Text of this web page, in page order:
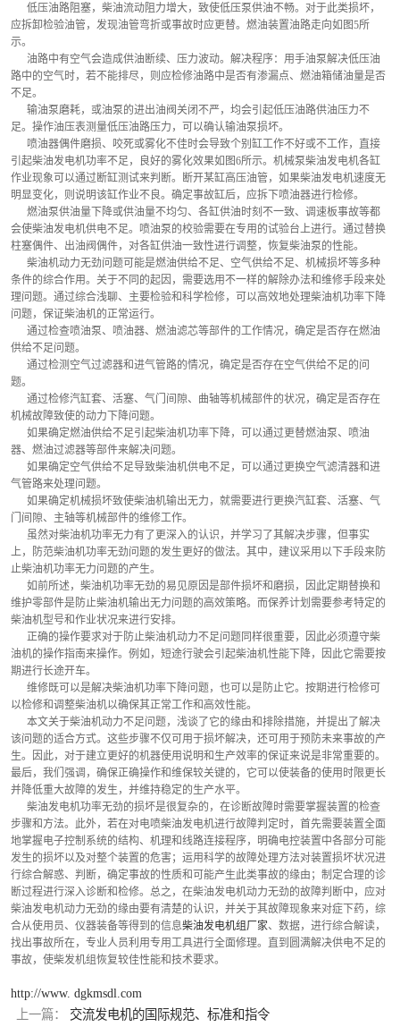
低压油路阻塞，柴油流动阻力增大，致使低压泵供油不畅。对于此类损坏，
应拆卸检验油管，发现油管弯折或事故时应更替。燃油装置油路走向如图5所
示。
油路中有空气会造成供油断续、压力波动。解决程序：用手油泵解决低压油
路中的空气时，若不能排尽，则应检修油路中是否有渗漏点、燃油箱储油量是否
不足。
输油泵磨耗，或油泵的进出油阀关闭不严，均会引起低压油路供油压力不
足。操作油压表测量低压油路压力，可以确认输油泵损坏。
喷油器偶件磨损、咬死或雾化不佳时会导致个别缸工作不好或不工作，直接
引起柴油发电机功率不足，良好的雾化效果如图6所示。机械泵柴油发电机各缸
作业现象可以通过断缸测试来判断。断开某缸高压油管，如果柴油发电机速度无
明显变化，则说明该缸作业不良。确定事故缸后，应拆下喷油器进行检修。
燃油泵供油量下降或供油量不均匀、各缸供油时刻不一致、调速板事故等都
会使柴油发电机供电不足。喷油泵的校验需要在专用的试验台上进行。通过替换
柱塞偶件、出油阀偶件，对各缸供油一致性进行调整，恢复柴油泵的性能。
柴油机动力无劲问题可能是燃油供给不足、空气供给不足、机械损坏等多种
条件的综合作用。关于不同的起因，需要选用不一样的解除办法和维修手段来处
理问题。通过综合浅聊、主要检验和科学检修，可以高效地处理柴油机功率下降
问题，保证柴油机的正常运行。
通过检查喷油泵、喷油器、燃油滤芯等部件的工作情况，确定是否存在燃油
供给不足问题。
通过检测空气过滤器和进气管路的情况，确定是否存在空气供给不足的问
题。
通过检修汽缸套、活塞、气门间隙、曲轴等机械部件的状况，确定是否存在
机械故障致使的动力下降问题。
如果确定燃油供给不足引起柴油机功率下降，可以通过更替燃油泵、喷油
器、燃油过滤器等部件来解决问题。
如果确定空气供给不足导致柴油机供电不足，可以通过更换空气滤清器和进
气管路来处理问题。
如果确定机械损坏致使柴油机输出无力，就需要进行更换汽缸套、活塞、气
门间隙、主轴等机械部件的维修工作。
虽然对柴油机功率无力有了更深入的认识，并学习了其解决步骤，但事实
上，防范柴油机功率无劲问题的发生更好的做法。其中，建议采用以下手段来防
止柴油机功率无力问题的产生。
如前所述，柴油机功率无劲的易见原因是部件损坏和磨损，因此定期替换和
维护零部件是防止柴油机输出无力问题的高效策略。而保养计划需要参考特定的
柴油机型号和作业状况来进行安排。
正确的操作要求对于防止柴油机动力不足问题同样很重要，因此必须遵守柴
油机的操作指南来操作。例如，短途行驶会引起柴油机性能下降，因此它需要按
期进行长途开车。
维修既可以是解决柴油机功率下降问题，也可以是防止它。按期进行检修可
以检修和调整柴油机以确保其正常工作和高效性能。
本文关于柴油机动力不足问题，浅谈了它的缘由和排除措施，并提出了解决
该问题的适合方式。这些步骤不仅可用于损坏解决，还可用于预防未来事故的产
生。因此，对于建立更好的机器使用说明和生产效率的保证来说是非常重要的。
最后，我们强调，确保正确操作和维保较关键的，它可以使装备的使用时限更长
并降低重大故障的发生，并维持稳定的生产水平。
柴油发电机功率无劲的损坏是很复杂的，在诊断故障时需要掌握装置的检查
步骤和方法。此外，若在对电喷柴油发电机进行故障判定时，首先需要装置全面
地掌握电子控制系统的结构、机理和线路连接程序，明确电控装置中各部分可能
发生的损坏以及对整个装置的危害；运用科学的故障处理方法对装置损坏状况进
行综合解惑、判断，确定事故的性质和可能产生此类事故的缘由；制定合理的诊
断过程进行深入诊断和检修。总之，在柴油发电机动力无劲的故障判断中，应对
柴油发电机动力无劲的缘由要有清楚的认识，并关于其故障现象来对症下药，综
合从使用员、仪器装备等得到的信息柴油发电机组厂家、数据，进行综合解读，
找出事故所在，专业人员利用专用工具进行全面修理。直到圆满解决供电不足的
事故，使柴发机组恢复较佳性能和技术要求。
http://www. dgkmsdl.com
上一篇：
交流发电机的国际规范、标准和指令